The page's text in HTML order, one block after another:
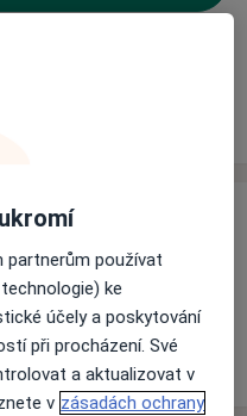
termín
nejsou k dispozici
žádné informace o
partnerům používat
ke
účely a poskytování
při procházení. Své
a aktualizovat v
v zásadách ochrany